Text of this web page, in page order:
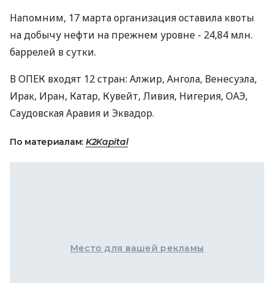
Напомним, 17 марта организация оставила квоты
на добычу нефти на прежнем уровне - 24,84 млн.
баррелей в сутки.
В ОПЕК входят 12 стран: Алжир, Ангола, Венесуэла,
Ирак, Иран, Катар, Кувейт, Ливия, Нигерия, ОАЭ,
Саудовская Аравия и Эквадор.
По материалам: K2Kapital
Место для вашей рекламы